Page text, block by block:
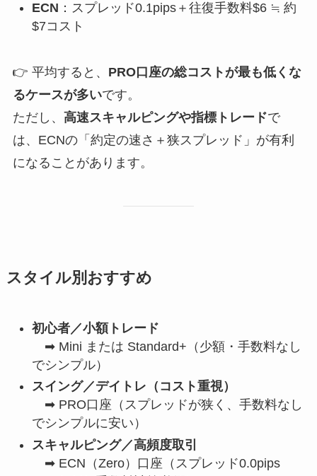
ECN ：スプレッド0.1pips＋往復手数料$6 ≒ 約
$7コスト
👉 平均すると、 PRO口座の総コストが最も低くな
るケースが多いです。
ただし、 高速スキャルピングや指標トレードで
は、ECNの「約定の速さ＋狭スプレッド」が有利
になることがあります。
スタイル別おすすめ
初心者／小額トレード
➡ Mini または Standard+（少額・手数料なし
でシンプル）
スイング／デイトレ（コスト重視）
➡ PRO口座（スプレッドが狭く、手数料なし
でシンプルに安い）
スキャルピング／高頻度取引
➡ ECN（Zero）口座（スプレッド0.0pips